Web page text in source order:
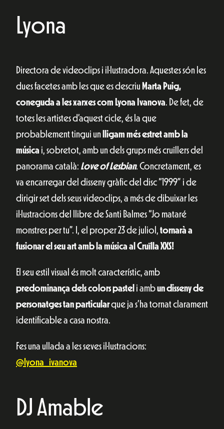
Lyona
Directora de videoclips i il·lustradora. Aquestes són les
dues facetes amb les que es descriu Marta Puig,
coneguda a les xarxes com Lyona Ivanova. De fet, de
totes les artistes d’aquest cicle, és la que
probablement tingui un lligam més estret amb la
música i, sobretot, amb un dels grups més cruïllers del
panorama català: Love of Lesbian. Concretament, es
va encarregar del disseny gràfic del disc “1999” i de
dirigir set dels seus videoclips, a més de dibuixar les
il·lustracions del llibre de Santi Balmes “Jo mataré
monstres per tu”. I, el proper 23 de juliol, tornarà a
fusionar el seu art amb la música al Cruïlla XXS!
El seu estil visual és molt característic, amb
predominança dels colors pastel i ambun disseny de
personatges tan particularque ja s’ha tornat clarament
identificable a casa nostra.
Fes una ullada a les seves il·lustracions:
@lyona_ivanova
DJ Amable